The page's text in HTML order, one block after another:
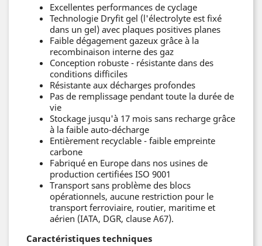
Excellentes performances de cyclage
Technologie Dryfit gel (l'électrolyte est fixé
dans un gel) avec plaques positives planes
Faible dégagement gazeux grâce à la
recombinaison interne des gaz
Conception robuste - résistante dans des
conditions difficiles
Résistante aux décharges profondes
Pas de remplissage pendant toute la durée de
vie
Stockage jusqu'à 17 mois sans recharge grâce
à la faible auto-décharge
Entièrement recyclable - faible empreinte
carbone
Fabriqué en Europe dans nos usines de
production certifiées ISO 9001
Transport sans problème des blocs
opérationnels, aucune restriction pour le
transport ferroviaire, routier, maritime et
aérien (IATA, DGR, clause A67).
Caractéristiques techniques